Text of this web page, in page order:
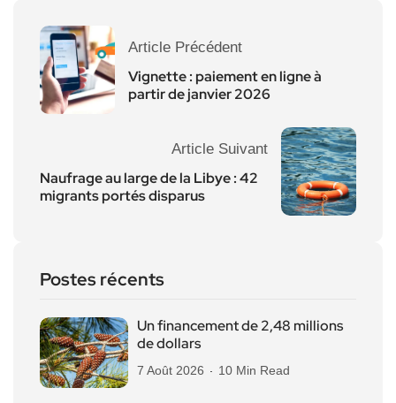
Article Précédent
Vignette : paiement en ligne à
partir de janvier 2026
Article Suivant
Naufrage au large de la Libye : 42
migrants portés disparus
Postes récents
Un financement de 2,48 millions
de dollars
7 Août 2026 10 Min Read